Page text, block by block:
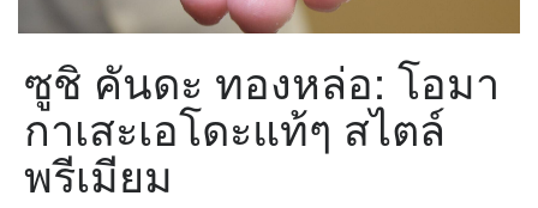
ซูชิ คันดะ ทองหล่อ: โอมา
กาเสะเอโดะแท้ๆ สไตล์
พรีเมียม